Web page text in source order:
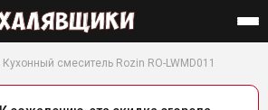
Найти
Кухонный смеситель Rozin RO-LWMD011